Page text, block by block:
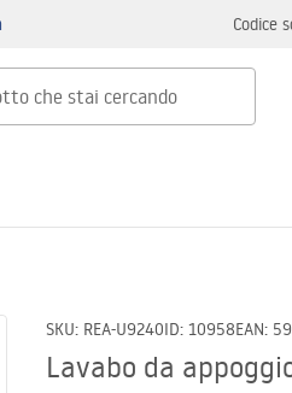
Codice
SKU: REA-U9240ID: 10958EAN:
Lavabo da